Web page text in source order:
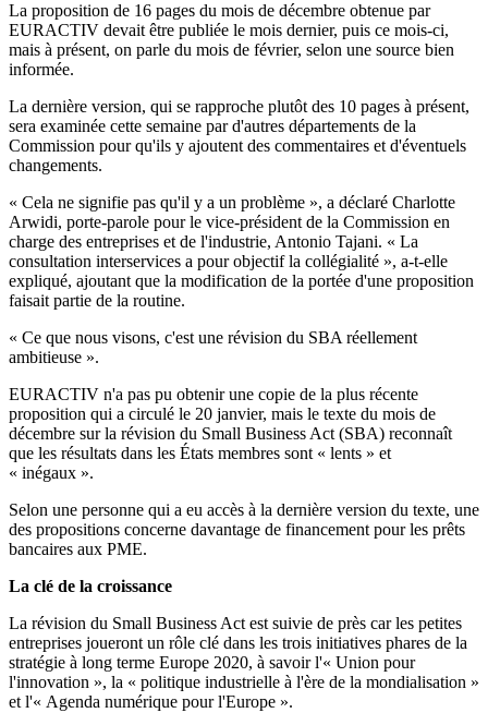
La proposition de 16 pages du mois de décembre obtenue par
EURACTIV devait être publiée le mois dernier, puis ce mois-ci,
mais à présent, on parle du mois de février, selon une source bien
informée.
La dernière version, qui se rapproche plutôt des 10 pages à présent,
sera examinée cette semaine par d'autres départements de la
Commission pour qu'ils y ajoutent des commentaires et d'éventuels
changements.
« Cela ne signifie pas qu'il y a un problème », a déclaré Charlotte
Arwidi, porte-parole pour le vice-président de la Commission en
charge des entreprises et de l'industrie, Antonio Tajani. « La
consultation interservices a pour objectif la collégialité », a-t-elle
expliqué, ajoutant que la modification de la portée d'une proposition
faisait partie de la routine.
« Ce que nous visons, c'est une révision du SBA réellement
ambitieuse ».
EURACTIV n'a pas pu obtenir une copie de la plus récente
proposition qui a circulé le 20 janvier, mais le texte du mois de
décembre sur la révision du Small Business Act (SBA) reconnaît
que les résultats dans les États membres sont « lents » et
« inégaux ».
Selon une personne qui a eu accès à la dernière version du texte, une
des propositions concerne davantage de financement pour les prêts
bancaires aux PME.
La clé de la croissance
La révision du Small Business Act est suivie de près car les petites
entreprises joueront un rôle clé dans les trois initiatives phares de la
stratégie à long terme Europe 2020, à savoir l'« Union pour
l'innovation », la « politique industrielle à l'ère de la mondialisation »
et l'« Agenda numérique pour l'Europe ».